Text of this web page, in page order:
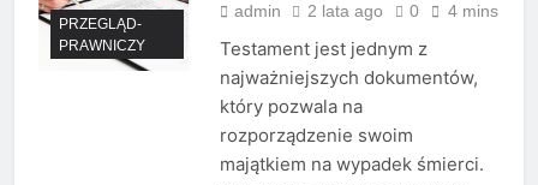
PRZEGLĄD-
PRAWNICZY
admin 2 lata ago 0 4 mins
Testament jest jednym z
najważniejszych dokumentów,
który pozwala na
rozporządzenie swoim
majątkiem na wypadek śmierci.